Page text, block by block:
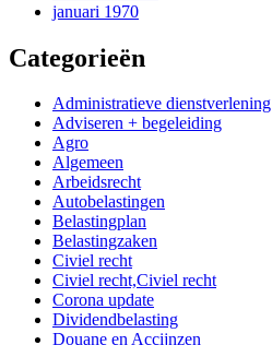
januari 1970
Categorieën
Administratieve dienstverlening
Adviseren + begeleiding
Agro
Algemeen
Arbeidsrecht
Autobelastingen
Belastingplan
Belastingzaken
Civiel recht
Civiel recht,Civiel recht
Corona update
Dividendbelasting
Douane en Accijnzen